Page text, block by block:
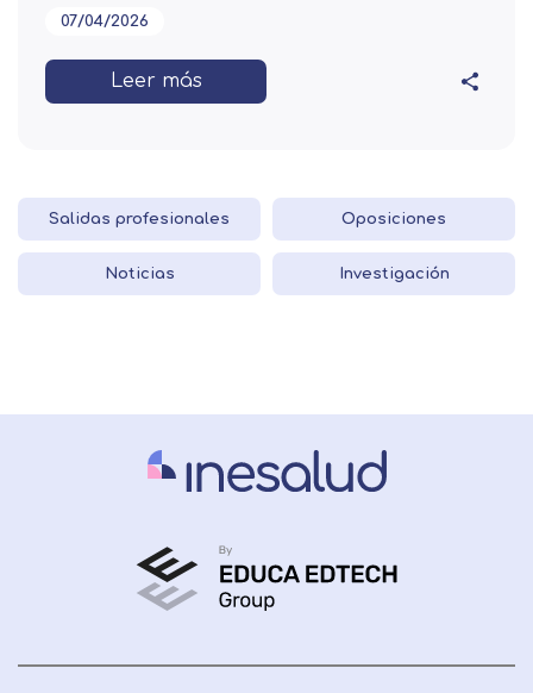
07/04/2026
Leer más
Salidas profesionales Oposiciones
Noticias Investigación